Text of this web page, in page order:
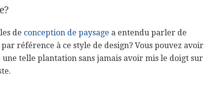
de conception de paysage a entendu parler de
référence à ce style de design? Vous pouvez avoir
telle plantation sans jamais avoir mis le doigt sur